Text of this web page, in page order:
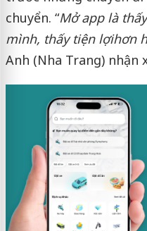
chuyển. “Mở app là
mình, thấy tiện lợihơn
Anh (Nha Trang) nhận